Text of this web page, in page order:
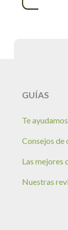
GUÍAS
Te
Consejos de
Las mejores
Nuestras